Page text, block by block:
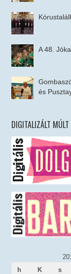
A 48.
és
DIGITALIZÁLT MÚLT
h
K s